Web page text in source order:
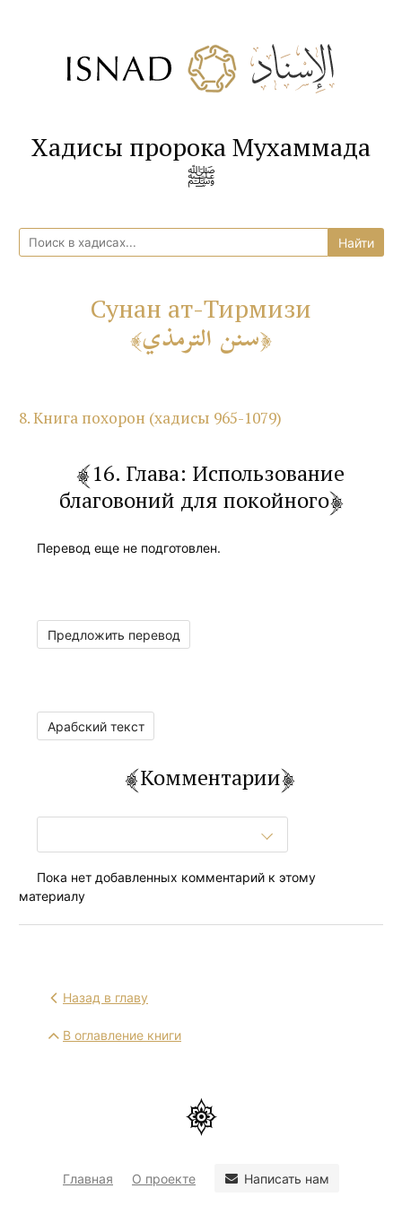
Хадисы пророка Мухаммада
ﷺ
Сунан ат-Тирмизи
سنن الترمذي
8. Книга похорон (хадисы 965-1079)
16. Глава: Использование
благовоний для покойного
Перевод еще не подготовлен.
Предложить перевод
Арабский текст
Комментарии
Пока нет добавленных комментарий к этому
материалу
Назад в главу
В оглавление книги
Главная О проекте Написать нам